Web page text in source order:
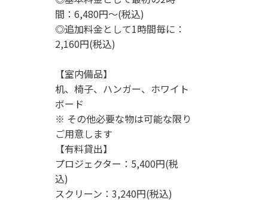
間：6,480円～(税込)
◎追加料金として1時間毎に：
2,160円(税込)
【室内備品】
机、椅子、ハンガー、ホワイト
ボード
※ その他必要な物は可能な限り
ご用意します
【有料貸出】
プロジェクター：5,400円(税
込)
スクリーン：3,240円(税込)